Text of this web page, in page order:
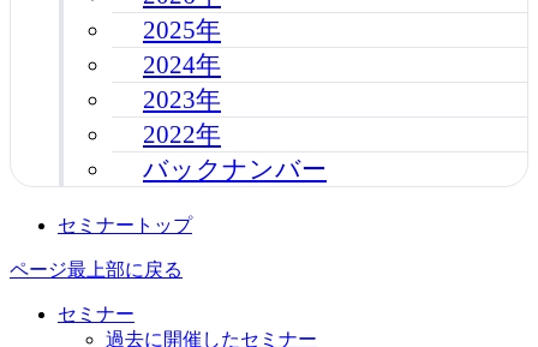
2025年
2024年
2023年
2022年
バックナンバー
セミナートップ
ページ最上部に戻る
セミナー
過去に開催したセミナー